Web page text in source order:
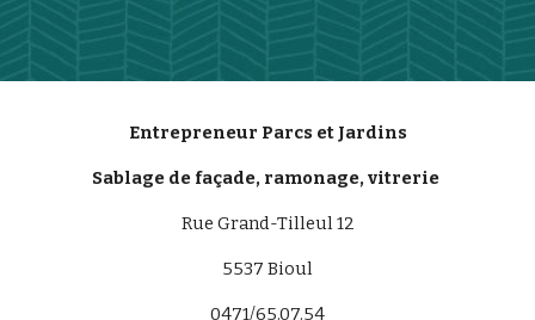
Entrepreneur Parcs et Jardins
Sablage de façade, ramonage, vitrerie
Rue Grand-Tilleul 12
5537 Bioul
0471/65.07.54